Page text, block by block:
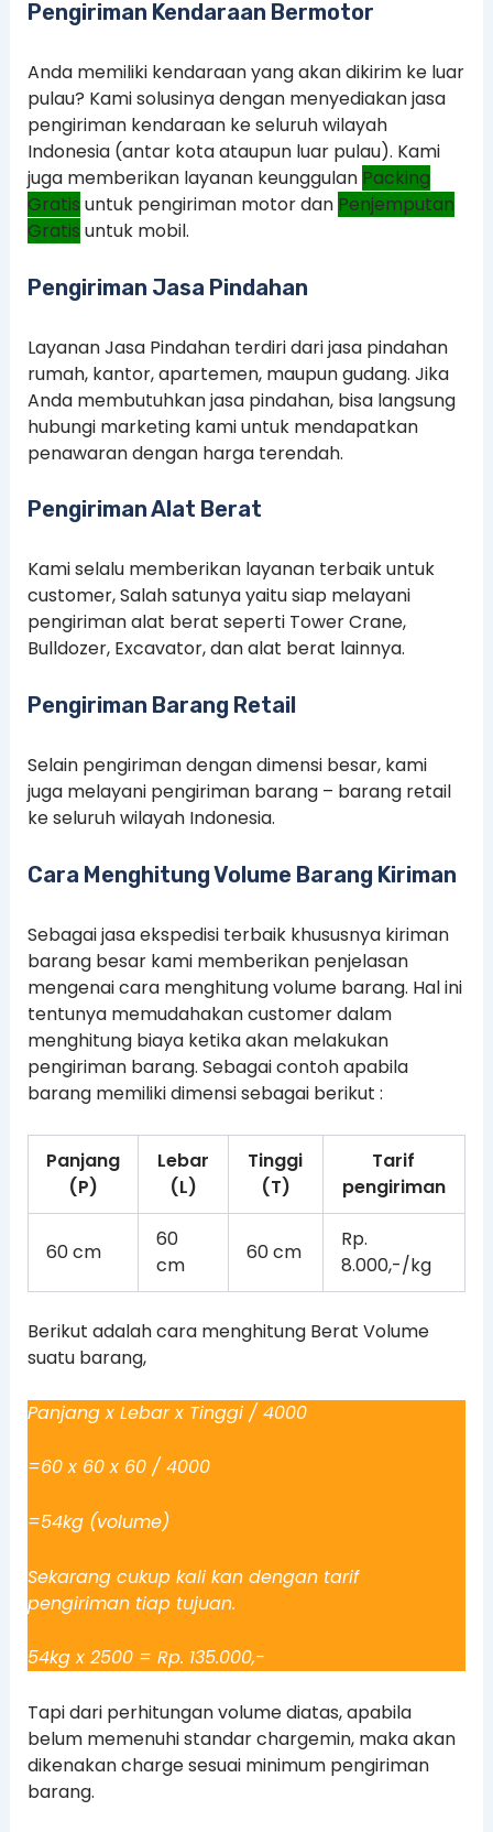
Pengiriman Kendaraan Bermotor
Anda memiliki kendaraan yang akan dikirim ke luar
pulau? Kami solusinya dengan menyediakan jasa
pengiriman kendaraan ke seluruh wilayah
Indonesia (antar kota ataupun luar pulau). Kami
juga memberikan layanan keunggulan Packing
Gratis untuk pengiriman motor dan Penjemputan
Gratis untuk mobil.
Pengiriman Jasa Pindahan
Layanan Jasa Pindahan terdiri dari jasa pindahan
rumah, kantor, apartemen, maupun gudang. Jika
Anda membutuhkan jasa pindahan, bisa langsung
hubungi marketing kami untuk mendapatkan
penawaran dengan harga terendah.
Pengiriman Alat Berat
Kami selalu memberikan layanan terbaik untuk
customer, Salah satunya yaitu siap melayani
pengiriman alat berat seperti Tower Crane,
Bulldozer, Excavator, dan alat berat lainnya.
Pengiriman Barang Retail
Selain pengiriman dengan dimensi besar, kami
juga melayani pengiriman barang – barang retail
ke seluruh wilayah Indonesia.
Cara Menghitung Volume Barang Kiriman
Sebagai jasa ekspedisi terbaik khususnya kiriman
barang besar kami memberikan penjelasan
mengenai cara menghitung volume barang. Hal ini
tentunya memudahakan customer dalam
menghitung biaya ketika akan melakukan
pengiriman barang. Sebagai contoh apabila
barang memiliki dimensi sebagai berikut :
Panjang
(P)
Lebar
(L)
Tinggi
(T)
Tarif
pengiriman
60 cm
60
cm
60 cm
Rp.
8.000,-/kg
Berikut adalah cara menghitung Berat Volume
suatu barang,
Panjang x Lebar x Tinggi / 4000
=60 x 60 x 60 / 4000
=54kg (volume)
Sekarang cukup kali kan dengan tarif
pengiriman tiap tujuan.
54kg x 2500 = Rp. 135.000,-
Tapi dari perhitungan volume diatas, apabila
belum memenuhi standar chargemin, maka akan
dikenakan charge sesuai minimum pengiriman
barang.